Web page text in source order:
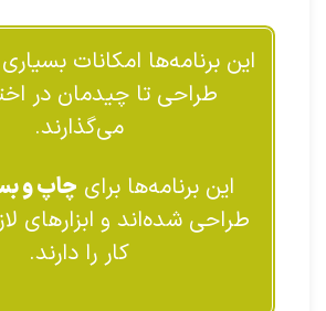
این برنامه‌ها امکانات
طراحی تا چیدمان در
می‌گذارند.
این برنامه‌ها برای چاپ و
طراحی شده‌اند و ابزارهای
کار را دارند.